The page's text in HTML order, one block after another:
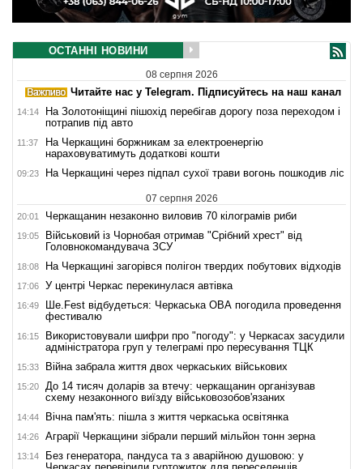
ОСТАННІ НОВИНИ
08 серпня 2026
Читайте нас у Telegram. Підписуйтесь на наш канал
14:14
На Золотоніщині пішохід перебігав дорогу поза переходом і
потрапив під авто
11:37
На Черкащині боржникам за електроенергію
нараховуватимуть додаткові кошти
09:23 На Черкащині через підпал сухої трави вогонь пошкодив ліс
07 серпня 2026
20:01 Черкащанин незаконно виловив 70 кілограмів риби
19:05
Військовий із Чорнобая отримав "Срібний хрест" від
Головнокомандувача ЗСУ
18:08 На Черкащині загорівся полігон твердих побутових відходів
17:06 У центрі Черкас перекинулася автівка
16:49
Ше.Fest відбудеться: Черкаська ОВА погодила проведення
фестивалю
16:15
Використовували шифри про "погоду": у Черкасах засудили
адміністратора груп у телеграмі про пересування ТЦК
15:33 Війна забрала життя двох черкаських військових
15:20
До 14 тисяч доларів за втечу: черкащанин організував
схему незаконного виїзду військовозобов'язаних
14:44 Вічна пам'ять: пішла з життя черкаська освітянка
14:26 Аграрії Черкащини зібрали перший мільйон тонн зерна
13:14
Без генератора, пандуса та з аварійною душовою: у